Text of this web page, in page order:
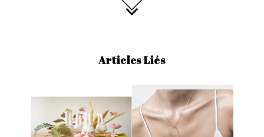
Articles Liés